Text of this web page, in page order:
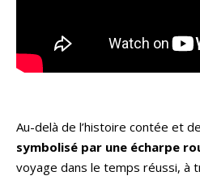
Au-delà de l’histoire contée et
symbolisé par une écharpe
voyage dans le temps réussi, à